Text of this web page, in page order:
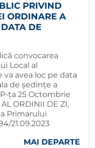
PRIVIND
ORDINARE A
DE
convocarea
Local al
va avea loc pe data
de ședințe a
ța 25 Octombrie
ORDINII DE ZI,
Primarului
21.09.2023
MAI DEPARTE